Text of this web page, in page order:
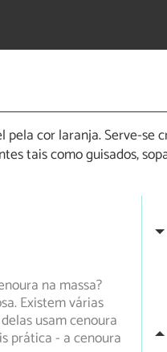
cor laranja. Serve-se
tais como guisados,
na massa?
Existem várias
usam cenoura
prática - a cenoura